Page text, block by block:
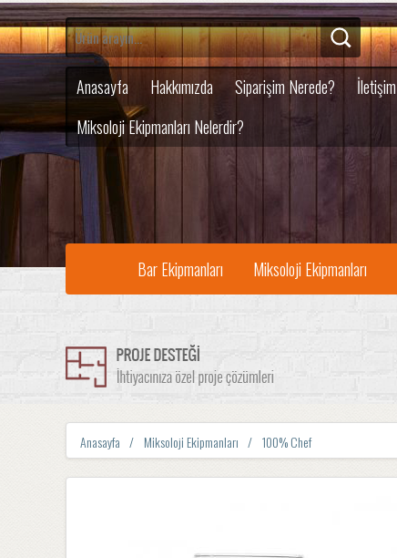
Anasayfa Hakkımızda Siparişim Nerede?
İletişim
Miksoloji Ekipmanları Nelerdir?
Bar Ekipmanları Miksoloji Ekipmanları
Anasayfa Miksoloji Ekipmanları 100% Chef